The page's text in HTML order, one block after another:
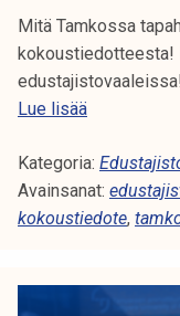
n
tK
O
U
S
T
E
o
t
e
8
1
0
.
Mitä Tamkossa
kokoustiedotteesta!
Lue lisääE
u
s
t
Kategoria:
Avainsanat:
kokoustiedote,